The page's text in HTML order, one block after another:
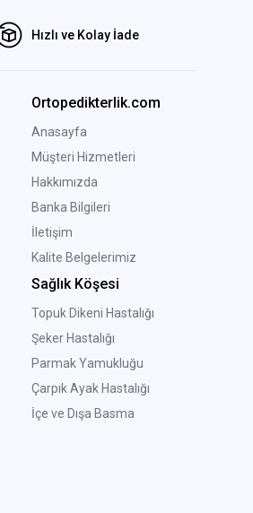
Hızlı ve Kolay İade
Ortopedikterlik.com
Anasayfa
Müşteri Hizmetleri
Hakkımızda
Banka Bilgileri
İletişim
Kalite Belgelerimiz
Sağlık Köşesi
Topuk Dikeni Hastalığı
Şeker Hastalığı
Parmak Yamukluğu
Çarpık Ayak Hastalığı
İçe ve Dışa Basma